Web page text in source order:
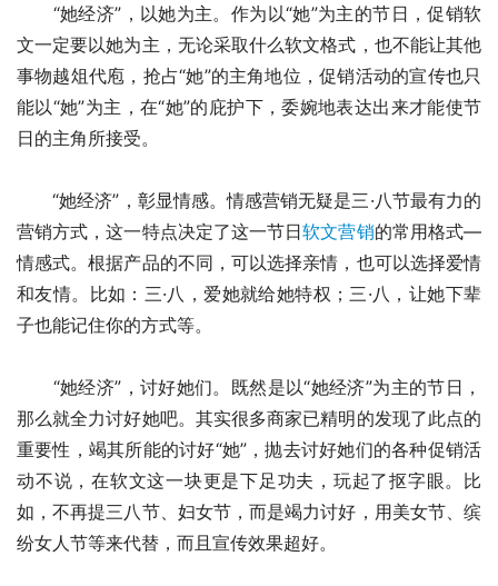
“她经济”，以她为主。作为以“她”为主的节日，促销软
文一定要以她为主，无论采取什么软文格式，也不能让其他
事物越俎代庖，抢占“她”的主角地位，促销活动的宣传也只
能以“她”为主，在“她”的庇护下，委婉地表达出来才能使节
日的主角所接受。
“她经济”，彰显情感。情感营销无疑是三·八节最有力的
营销方式，这一特点决定了这一节日软文营销的常用格式—
情感式。根据产品的不同，可以选择亲情，也可以选择爱情
和友情。比如：三·八，爱她就给她特权；三·八，让她下辈
子也能记住你的方式等。
“她经济”，讨好她们。既然是以“她经济”为主的节日，
那么就全力讨好她吧。其实很多商家已精明的发现了此点的
重要性，竭其所能的讨好“她”，抛去讨好她们的各种促销活
动不说，在软文这一块更是下足功夫，玩起了抠字眼。比
如，不再提三八节、妇女节，而是竭力讨好，用美女节、缤
纷女人节等来代替，而且宣传效果超好。